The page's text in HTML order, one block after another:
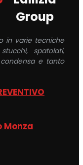
Group
in varie tecniche
spatolati,
e tanto
Monza